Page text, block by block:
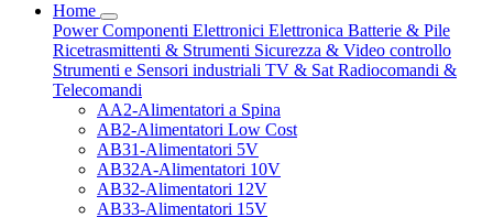
Home
PowerComponenti Elettronici Elettronica Batterie & Pile
Ricetrasmittenti & Strumenti Sicurezza & Video controllo
Strumenti e Sensori industriali TV & Sat Radiocomandi &
Telecomandi
AA2-Alimentatori a Spina
AB2-Alimentatori Low Cost
AB31-Alimentatori 5V
AB32A-Alimentatori 10V
AB32-Alimentatori 12V
AB33-Alimentatori 15V